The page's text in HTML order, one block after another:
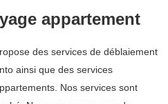
appartement
des services de déblaiement
ainsi que des services
Nos services sont